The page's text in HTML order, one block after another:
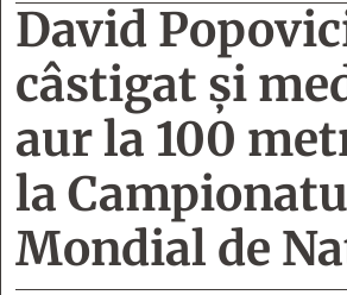
David
câstigat și
aur la 100
la
Mondial de